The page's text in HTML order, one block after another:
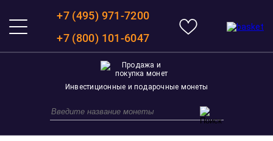
+7 (495) 971-7200
+7 (800) 101-6047
Инвестиционные и подарочные монеты